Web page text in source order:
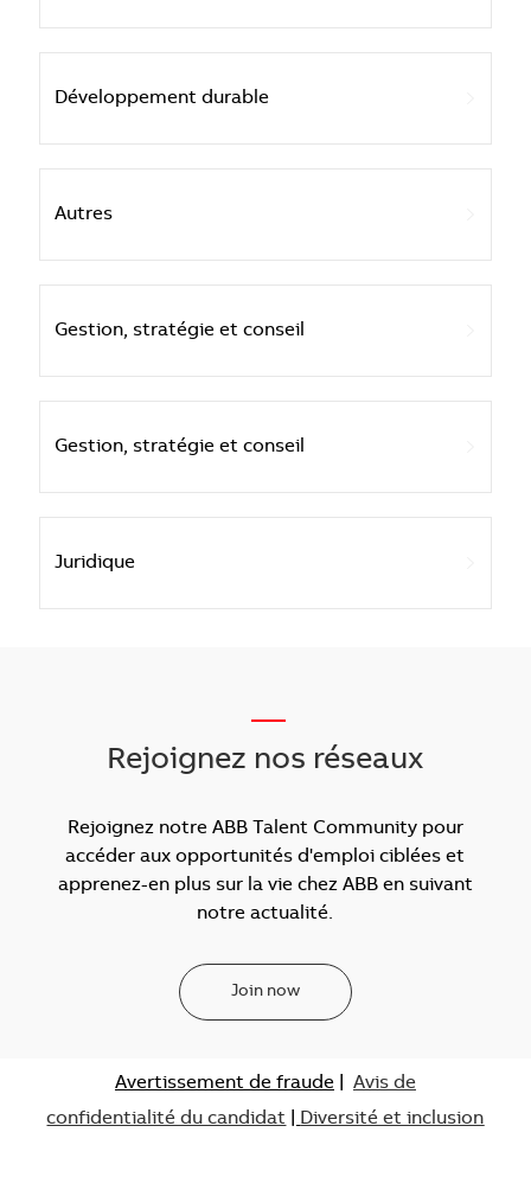
Développement durable
Autres
Gestion, stratégie et conseil
Gestion, stratégie et conseil
Juridique
Rejoignez nos réseaux
Rejoignez notre ABB Talent Community pour
accéder aux opportunités d'emploi ciblées et
apprenez-en plus sur la vie chez ABB en suivant
notre actualité.
Join now
Avertissement de fraude| Avis de
confidentialité du candidat
Diversité et inclusion